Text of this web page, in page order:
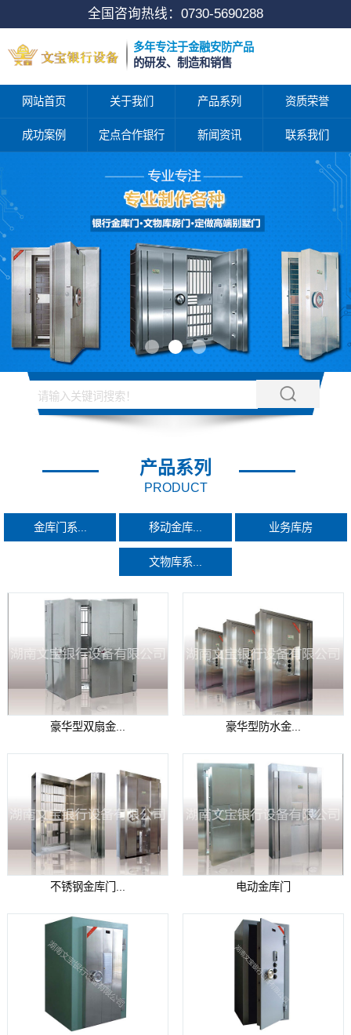
全国咨询热线： 0730-5690288
多年专注于金融安防产品
的研发、制造和销售
网站首页 关于我们 产品系列 资质荣誉
成功案例 定点合作银行 新闻资讯 联系我们
产品系列
PRODUCT
金库门系... 移动金库... 业务库房
文物库系...
豪华型双扇金... 豪华型防水金...
不锈钢金库门... 电动金库门